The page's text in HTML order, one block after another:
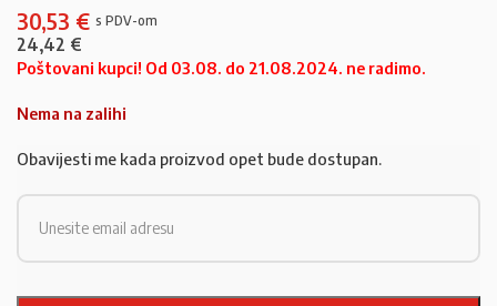
30,53 €
24,42 €
Poštovani kupci! Od 03.08. do 21.08.2024. ne radimo.
Nema na zalihi
Obavijesti me kada proizvod opet bude dostupan.